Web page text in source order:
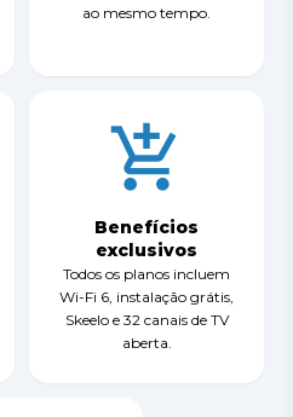
ao mesmo tempo.
Benefícios
exclusivos
Todos os planos incluem
Wi-Fi 6, instalação grátis,
Skeelo e 32 canais de TV
aberta.